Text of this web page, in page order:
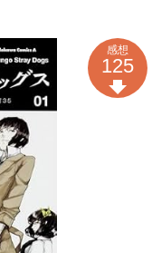
感想
125